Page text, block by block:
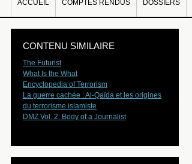
ACCUEIL COMPTES RENDUS DOSSIERS
CONTENU SIMILAIRE
The Futurist
What Is the What
Encyclopedia of Terrorism
La guerre cachée : Al-Qaïda et les origines
du terrorisme islamiste
DMZ Vol. 2: Body of a Journalist